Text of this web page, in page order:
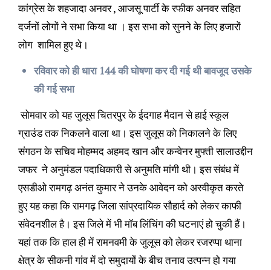
कांग्रेस के शहजादा अनवर , आजसू पार्टी के रफीक अनवर सहित
दर्जनों लोगों ने सभा किया था । इस सभा को सुनने के लिए हजारों
लोग शामिल हुए थे।
रविवार को ही धारा 144 की घोषणा कर दी गई थी बावजूद उसके
की गई सभा
सोमवार को यह जुलूस चितरपुर के ईदगाह मैदान से हाई स्कूल
ग्राउंड तक निकलने वाला था। इस जुलूस को निकालने के लिए
संगठन के सचिव मोहम्मद अहमद खान और कन्वेनर मुफ्ती सालाउद्दीन
जफर ने अनुमंडल पदाधिकारी से अनुमति मांगी थी। इस संबंध में
एसडीओ रामगढ़ अनंत कुमार ने उनके आवेदन को अस्वीकृत करते
हुए यह कहा कि रामगढ़ जिला सांप्रदायिक सौहार्द को लेकर काफी
संवेदनशील है। इस जिले में भी मॉब लिंचिंग की घटनाएं हो चुकी हैं।
यहां तक कि हाल ही में रामनवमी के जुलूस को लेकर रजरप्पा थाना
क्षेत्र के सीकनी गांव में दो समुदायों के बीच तनाव उत्पन्न हो गया